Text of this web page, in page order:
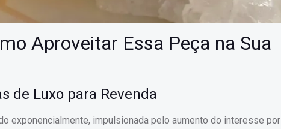
Aproveitar Essa Peça na Sua
de Luxo para Revenda
exponencialmente, impulsionada pelo aumento do interesse por